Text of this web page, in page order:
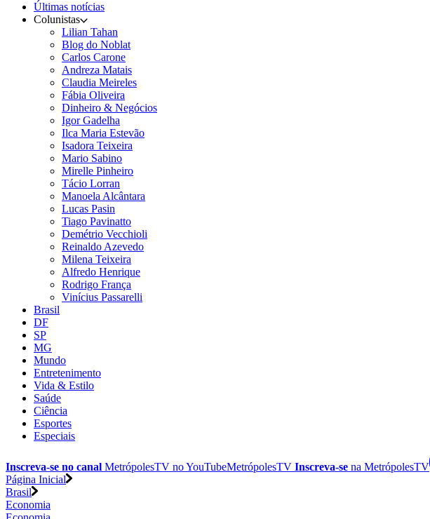
Últimas notícias
Colunistas
Lilian Tahan
Blog do Noblat
Carlos Carone
Andreza Matais
Claudia Meireles
Fábia Oliveira
Dinheiro & Negócios
Igor Gadelha
Ilca Maria Estevão
Isadora Teixeira
Mario Sabino
Mirelle Pinheiro
Tácio Lorran
Manoela Alcântara
Lucas Pasin
Tiago Pavinatto
Demétrio Vecchioli
Reinaldo Azevedo
Milena Teixeira
Alfredo Henrique
Rodrigo França
Vinícius Passarelli
Brasil
DF
SP
MG
Mundo
Entretenimento
Vida & Estilo
Saúde
Ciência
Esportes
Especiais
Inscreva-se no canal MetrópolesTV noYouTubeMetrópolesTV Inscreva-se na MetrópolesTV
Página Inicial
Brasil
Economia